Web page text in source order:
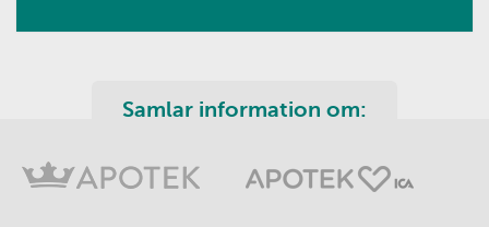
Samlar information om: